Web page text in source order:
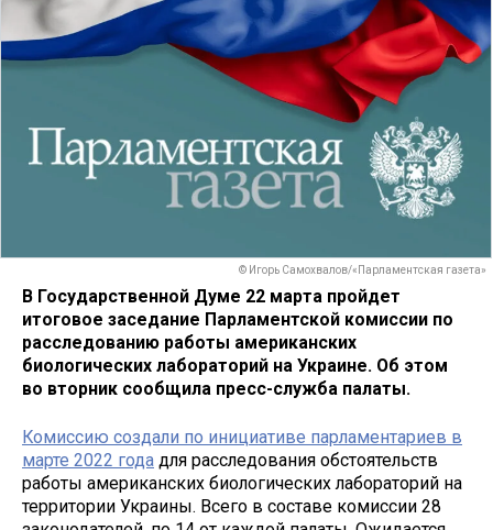
© Игорь Самохвалов/«Парламентская газета»
В Государственной Думе 22 марта пройдет
итоговое заседание Парламентской комиссии по
расследованию работы американских
биологических лабораторий на Украине. Об этом
во вторник сообщила пресс-служба палаты.
Комиссию создали по инициативе парламентариев в
марте 2022 года для расследования обстоятельств
работы американских биологических лабораторий на
территории Украины. Всего в составе комиссии 28